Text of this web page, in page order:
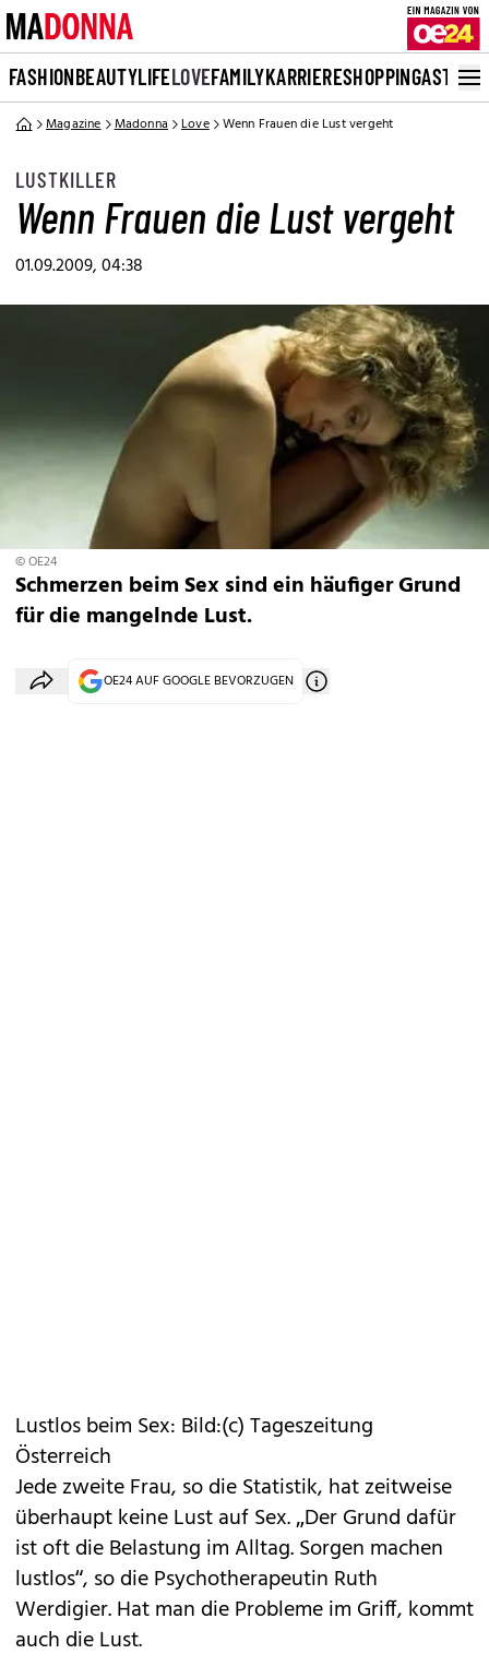
FASHIONBEAUTYLIFELOVEFAMILYKARRIERESHOPPINGASTRO
Magazine Madonna Love Wenn Frauen die Lust vergeht
LUSTKILLER
Wenn Frauen die Lust vergeht
01.09.2009, 04:38
© OE24
Schmerzen beim Sex sind ein häufiger Grund
für die mangelnde Lust.
OE24 AUF GOOGLE BEVORZUGEN
Lustlos beim Sex: Bild:(c) Tageszeitung
Österreich
Jede zweite Frau, so die Statistik, hat zeitweise
überhaupt keine Lust auf Sex. „Der Grund dafür
ist oft die Belastung im Alltag. Sorgen machen
lustlos“, so die Psychotherapeutin Ruth
Werdigier. Hat man die Probleme im Griff, kommt
auch die Lust.